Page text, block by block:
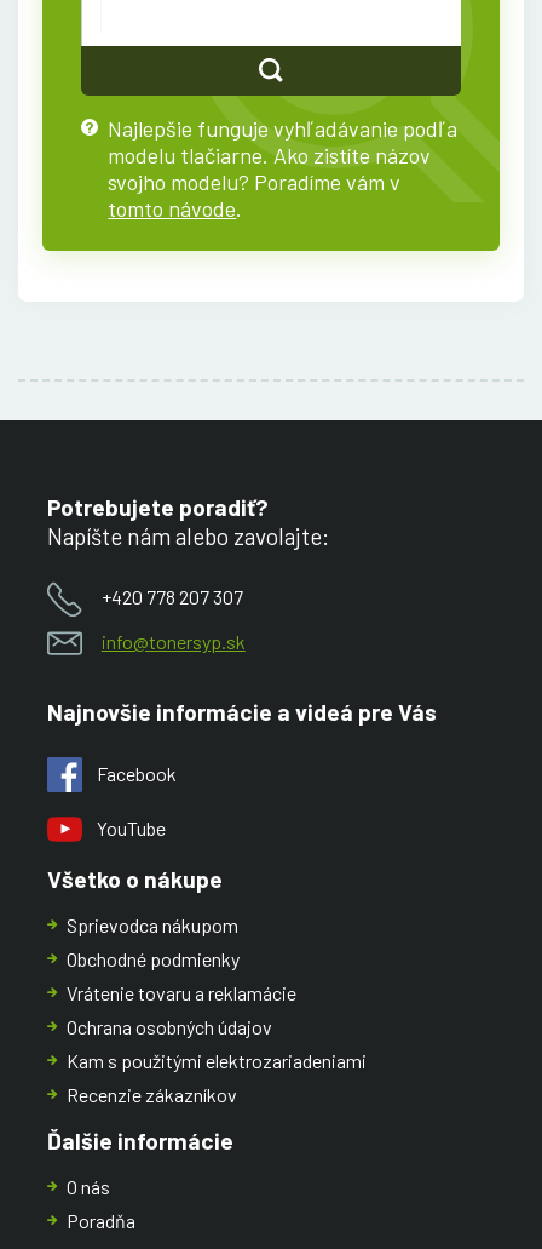
?
Najlepšie funguje vyhľadávanie podľa
modelu tlačiarne. Ako zistíte názov
svojho modelu? Poradíme vám v
tomto návode.
Potrebujete poradiť?
Napíšte nám alebo zavolajte:
+420 778 207 307
info@tonersyp.sk
Najnovšie informácie a videá pre Vás
Facebook
YouTube
Všetko o nákupe
Sprievodca nákupom
Obchodné podmienky
Vrátenie tovaru a reklamácie
Ochrana osobných údajov
Kam s použitými elektrozariadeniami
Recenzie zákazníkov
Ďalšie informácie
O nás
Poradňa